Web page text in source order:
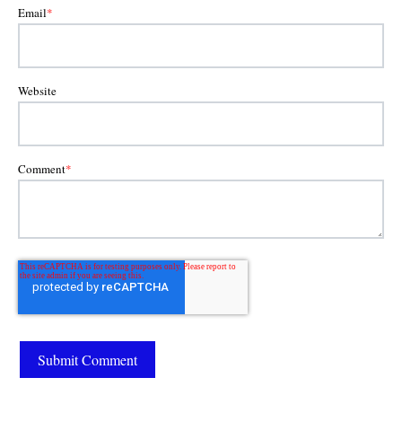
Email*
Website
Comment*